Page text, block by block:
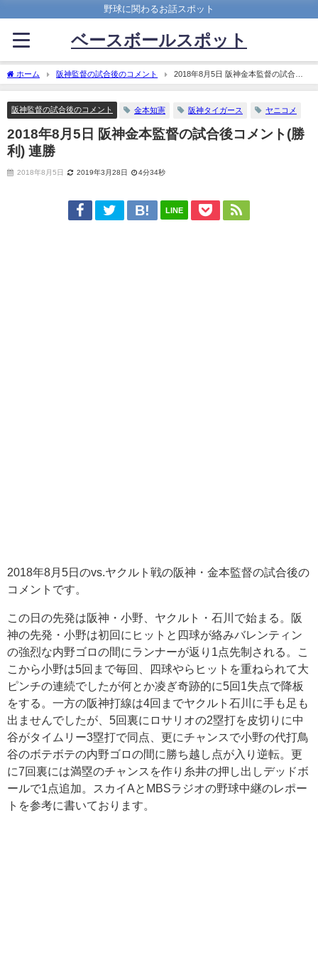
野球に関わるお話スポット
ベースボールスポット
ホーム 阪神監督の試合後のコメント
2018年8月5日 阪神金本監督の試合後
コメント(勝利) 連勝
阪神監督の試合後のコメント 金本知憲 阪神タイガース ヤニコメ
2018年8月5日 阪神金本監督の試合後コメント(勝
利) 連勝
2018年8月5日 2019年3月28日 4分34秒
LINE
2018年8月5日のvs.ヤクルト戦の阪神・金本監督の試合後の
コメントです。
この日の先発は阪神・小野、ヤクルト・石川で始まる。阪
神の先発・小野は初回にヒットと四球が絡みバレンティン
の強烈な内野ゴロの間にランナーが返り1点先制される。こ
こから小野は5回まで毎回、四球やらヒットを重ねられて大
ピンチの連続でしたが何とか凌ぎ奇跡的に5回1失点で降板
をする。一方の阪神打線は4回までヤクルト石川に手も足も
出ませんでしたが、5回裏にロサリオの2塁打を皮切りに中
谷がタイムリー3塁打で同点、更にチャンスで小野の代打鳥
谷のボテボテの内野ゴロの間に勝ち越し点が入り逆転。更
に7回裏には満塁のチャンスを作り糸井の押し出しデッドボ
ールで1点追加。スカイAとMBSラジオの野球中継のレポー
トを参考に書いております。